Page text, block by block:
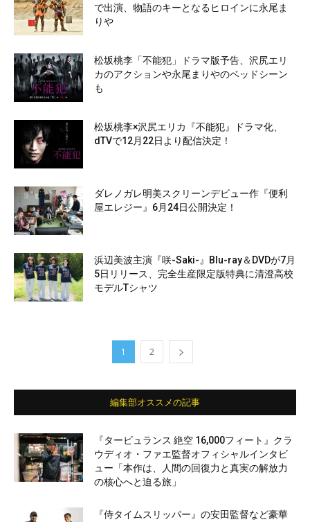
で出演、物語のキーとなるヒロインに永尾ま
りや
松坂桃李「不能犯」ドラマ版予告、沢尻エリ
カのアクションや永尾まりやのベッドシーン
も
松坂桃李×沢尻エリカ『不能犯』ドラマ化、
dTVで12月22日より配信決定！
ダレノガレ明美スクリーンデビュー作『便利
屋エレジー』6月24日公開決定！
浜辺美波主演『咲-Saki-』Blu-ray＆DVDが7月
5日リリース、完全生産限定版特典に清澄高校
モデルTシャツ
1 2
編集部オススメの記事
『タービュランス 絶空 16,000フィート』クラ
ウディオ・ファエ監督オフィシャルインタビ
ュー「本作は、人間の回復力と真実の解放力
の核心へと迫る旅」
『侍タイムスリッパー』の安田監督など豪華